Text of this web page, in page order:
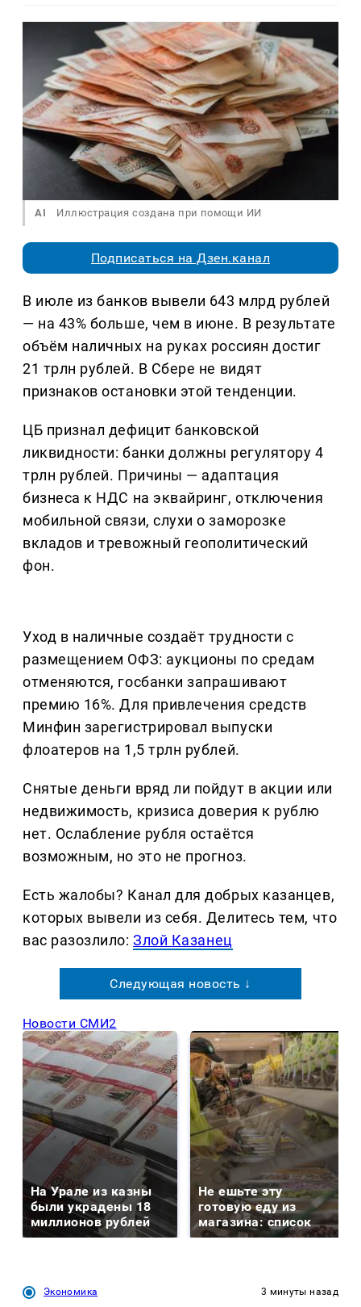
AI Иллюстрация создана при помощи ИИ
Подписаться на Дзен.канал
В июле из банков вывели 643 млрд рублей
— на 43% больше, чем в июне. В результате
объём наличных на руках россиян достиг
21 трлн рублей. В Сбере не видят
признаков остановки этой тенденции.
ЦБ признал дефицит банковской
ликвидности: банки должны регулятору 4
трлн рублей. Причины — адаптация
бизнеса к НДС на эквайринг, отключения
мобильной связи, слухи о заморозке
вкладов и тревожный геополитический
фон.
Уход в наличные создаёт трудности с
размещением ОФЗ: аукционы по средам
отменяются, госбанки запрашивают
премию 16%. Для привлечения средств
Минфин зарегистрировал выпуски
флоатеров на 1,5 трлн рублей.
Снятые деньги вряд ли пойдут в акции или
недвижимость, кризиса доверия к рублю
нет. Ослабление рубля остаётся
возможным, но это не прогноз.
Есть жалобы? Канал для добрых казанцев,
которых вывели из себя. Делитеcь тем, что
вас разозлило:Злой Казанец
Следующая новость ↓
Новости СМИ2
На Урале из казны
были украдены 18
миллионов рублей
Не ешьте эту
готовую еду из
магазина: список
Экономика 3 минуты назад